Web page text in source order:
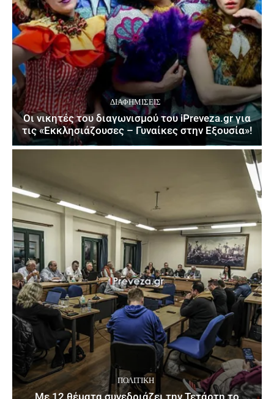
ΔΙΑΦΗΜΊΣΕΙΣ
Οι νικητές του διαγωνισμού του iPreveza.gr για
τις «Εκκλησιάζουσες – Γυναίκες στην Εξουσία»!
ΠΟΛΙΤΙΚΉ
Με 12 θέματα συνεδριάζει την Τετάρτη το